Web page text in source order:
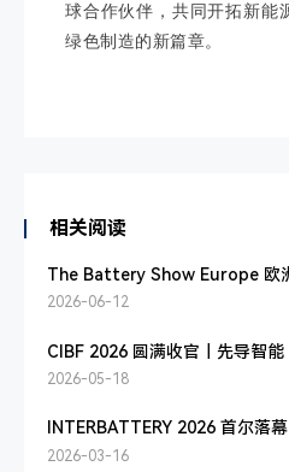
球合作伙伴，共同开拓新能
绿色制造的新篇章。
相关阅读
The Battery Show Europe 欧
新动力携前沿方案亮相盛会
2026-06-12
CIBF 2026 圆满收官｜先导智
动锂电智造升级
2026-05-18
INTERBATTERY 2026 首尔落
智造赋能产业
2026-03-16